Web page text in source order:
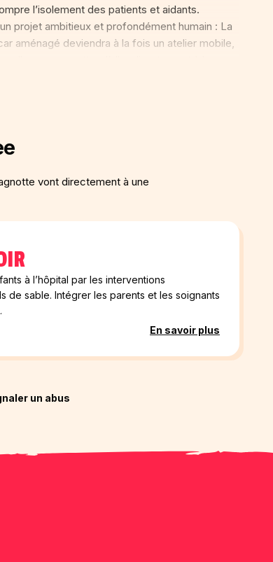
l’isolement des patients et aidants.
projet ambitieux et profondément humain : La
aménagé deviendra à la fois un atelier mobile,
son parcours, nous vous demandons 1 euro
vont directement à une
à l’hôpital par les interventions
de sable. Intégrer les parents et les soignants
En savoir plus
un abus